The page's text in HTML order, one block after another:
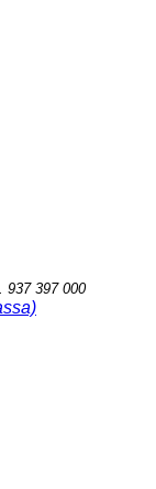
937 397 000